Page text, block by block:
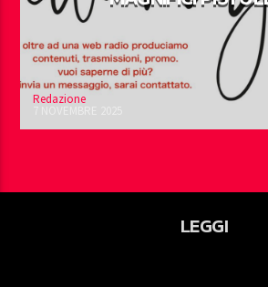
Redazione
LEGGI